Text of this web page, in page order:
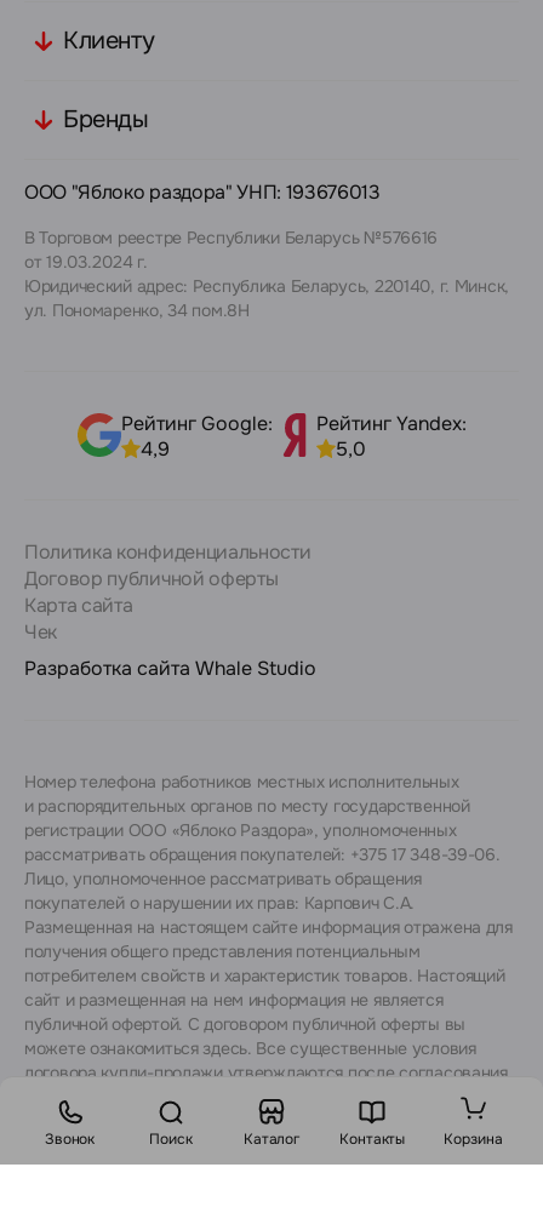
Клиенту
Бренды
ООО "Яблоко раздора" УНП: 193676013
В Торговом реестре Республики Беларусь №576616
от 19.03.2024 г.
Юридический адрес: Республика Беларусь, 220140, г. Минск,
ул. Пономаренко, 34 пом.8Н
Рейтинг Google:
4,9
Рейтинг Yandex:
5,0
Политика конфиденциальности
Договор публичной оферты
Карта сайта
Чек
Разработка сайта Whale Studio
Номер телефона работников местных исполнительных
и распорядительных органов по месту государственной
регистрации ООО «Яблоко Раздора», уполномоченных
рассматривать обращения покупателей: +375 17 348-39-06.
Лицо, уполномоченное рассматривать обращения
покупателей о нарушении их прав: Карпович С.А.
Размещенная на настоящем сайте информация отражена для
получения общего представления потенциальным
потребителем свойств и характеристик товаров. Настоящий
сайт и размещенная на нем информация не является
публичной офертой. С договором публичной оферты вы
можете ознакомиться здесь. Все существенные условия
договора купли-продажи утверждаются после согласования
с консультантами.
Звонок Поиск Каталог Контакты Корзина